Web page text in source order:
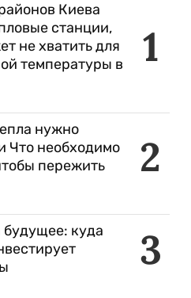
1
Киева
станции,
не хватить для
температуры в
2
нужно
Что необходимо
пережить
3
будущее: куда